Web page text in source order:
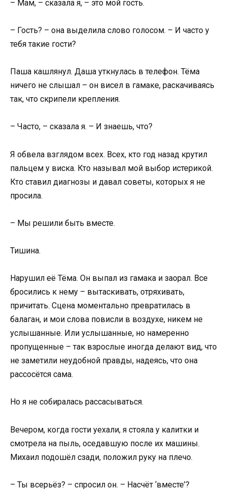
– Мам, – сказала я, – это мой гость.
– Гость? – она выделила слово голосом. – И часто у
тебя такие гости?
Паша кашлянул. Даша уткнулась в телефон. Тёма
ничего не слышал – он висел в гамаке, раскачиваясь
так, что скрипели крепления.
– Часто, – сказала я. – И знаешь, что?
Я обвела взглядом всех. Всех, кто год назад крутил
пальцем у виска. Кто называл мой выбор истерикой.
Кто ставил диагнозы и давал советы, которых я не
просила.
– Мы решили быть вместе.
Тишина.
Нарушил её Тёма. Он выпал из гамака и заорал. Все
бросились к нему – вытаскивать, отряхивать,
причитать. Сцена моментально превратилась в
балаган, и мои слова повисли в воздухе, никем не
услышанные. Или услышанные, но намеренно
пропущенные – так взрослые иногда делают вид, что
не заметили неудобной правды, надеясь, что она
рассосётся сама.
Но я не собиралась рассасываться.
Вечером, когда гости уехали, я стояла у калитки и
смотрела на пыль, оседавшую после их машины.
Михаил подошёл сзади, положил руку на плечо.
– Ты всерьёз? – спросил он. – Насчёт ‘вместе’?